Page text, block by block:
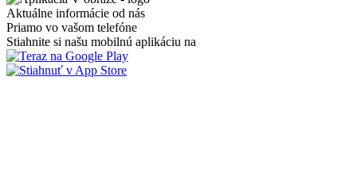
Aktuálne informácie od nás
Priamo vo vašom telefóne
Stiahnite si našu mobilnú aplikáciu na